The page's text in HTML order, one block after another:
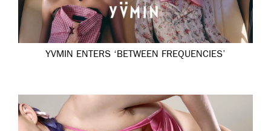
YVMIN ENTERS ‘BETWEEN FREQUENCIES’